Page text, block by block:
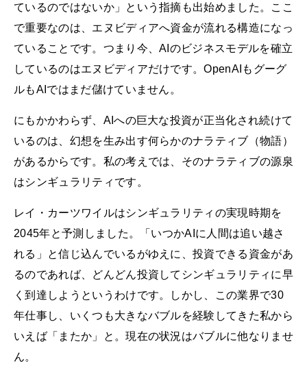
ているのではないか」という指摘も出始めました。ここ
で重要なのは、エヌビディアへ資金が流れる構造になっ
ていることです。つまり今、AIのビジネスモデルを確立
しているのはエヌビディアだけです。OpenAIもグーグ
ルもAIではまだ儲けていません。
にもかかわらず、AIへの巨大な投資が正当化され続けて
いるのは、幻想を生み出す何らかのナラティブ（物語）
があるからです。私の考えでは、そのナラティブの源泉
はシンギュラリティです。
レイ・カーツワイルはシンギュラリティの実現時期を
2045年と予測しました。「いつかAIに人間は追い越さ
れる」と信じ込んでいるがゆえに、投資できる資金があ
るのであれば、どんどん投資してシンギュラリティに早
く到達しようというわけです。しかし、この業界で30
年仕事し、いくつも大きなバブルを経験してきた私から
いえば「またか」と。現在の状況はバブルに他なりませ
ん。